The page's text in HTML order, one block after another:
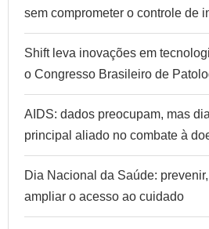
sem comprometer o controle de
Shift leva inovações em
o Congresso Brasileiro de
AIDS: dados preocupam, mas
principal aliado no combate à
Dia Nacional da Saúde:
ampliar o acesso ao cuidado